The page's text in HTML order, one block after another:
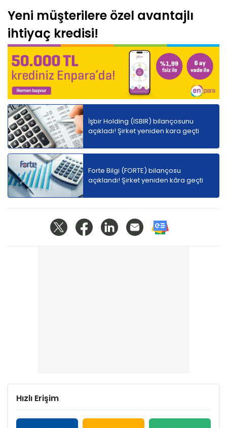
Yeni müşterilere özel avantajlı
ihtiyaç kredisi!
İşbir Holding (ISBIR) bilançosunu
açıkladı! Şirket yeniden kara geçti
Forte Bilgi (FORTE) bilançosu
açıklandı! Şirket yeniden kâra geçti
Hızlı Erişim